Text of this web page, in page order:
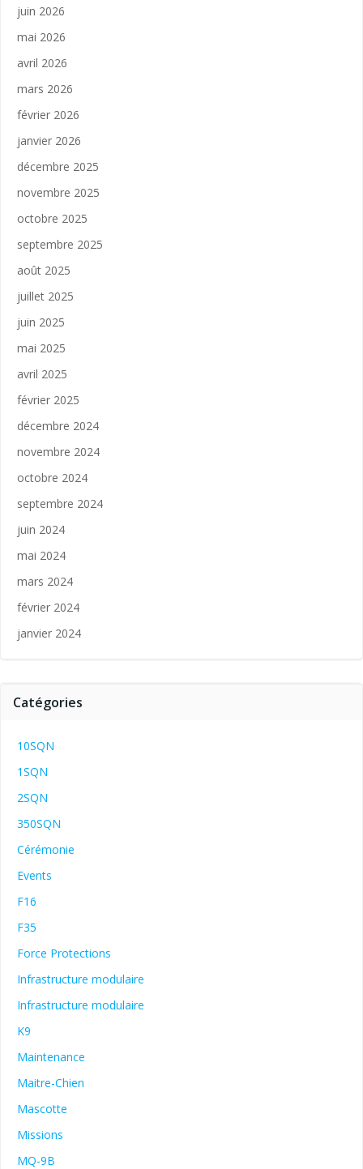
juin 2026
mai 2026
avril 2026
mars 2026
février 2026
janvier 2026
décembre 2025
novembre 2025
octobre 2025
septembre 2025
août 2025
juillet 2025
juin 2025
mai 2025
avril 2025
février 2025
décembre 2024
novembre 2024
octobre 2024
septembre 2024
juin 2024
mai 2024
mars 2024
février 2024
janvier 2024
Catégories
10SQN
1SQN
2SQN
350SQN
Cérémonie
Events
F16
F35
Force Protections
Infrastructure modulaire
Infrastructure modulaire
K9
Maintenance
Maitre-Chien
Mascotte
Missions
MQ-9B